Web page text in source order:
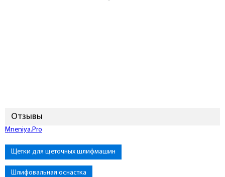
Отзывы
Подключиться к Mneniya.Pro
Щетки для щеточных шлифмашин
Шлифовальная оснастка